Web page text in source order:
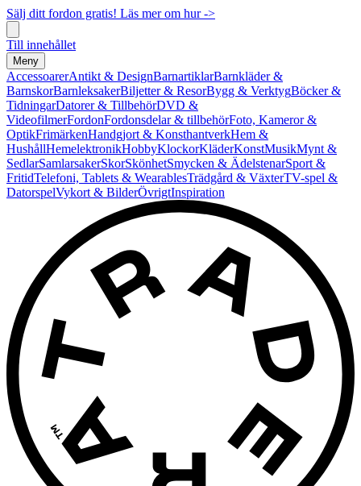
Sälj ditt fordon gratis! Läs mer om hur ->
Till innehållet
Meny
AccessoarerAntikt & DesignBarnartiklarBarnkläder &
BarnskorBarnleksakerBiljetter & ResorBygg & VerktygBöcker &
TidningarDatorer & TillbehörDVD &
VideofilmerFordonFordonsdelar & tillbehörFoto, Kameror &
OptikFrimärkenHandgjort & KonsthantverkHem &
HushållHemelektronikHobbyKlockorKläderKonstMusikMynt &
SedlarSamlarsakerSkorSkönhetSmycken & ÄdelstenarSport &
FritidTelefoni, Tablets & WearablesTrädgård & VäxterTV-spel &
DatorspelVykort & BilderÖvrigtInspiration